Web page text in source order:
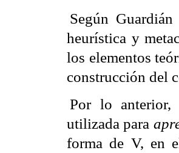
Según
heurística y
los elementos
construcción del
Por lo anterior,
utilizada para
forma de V, en